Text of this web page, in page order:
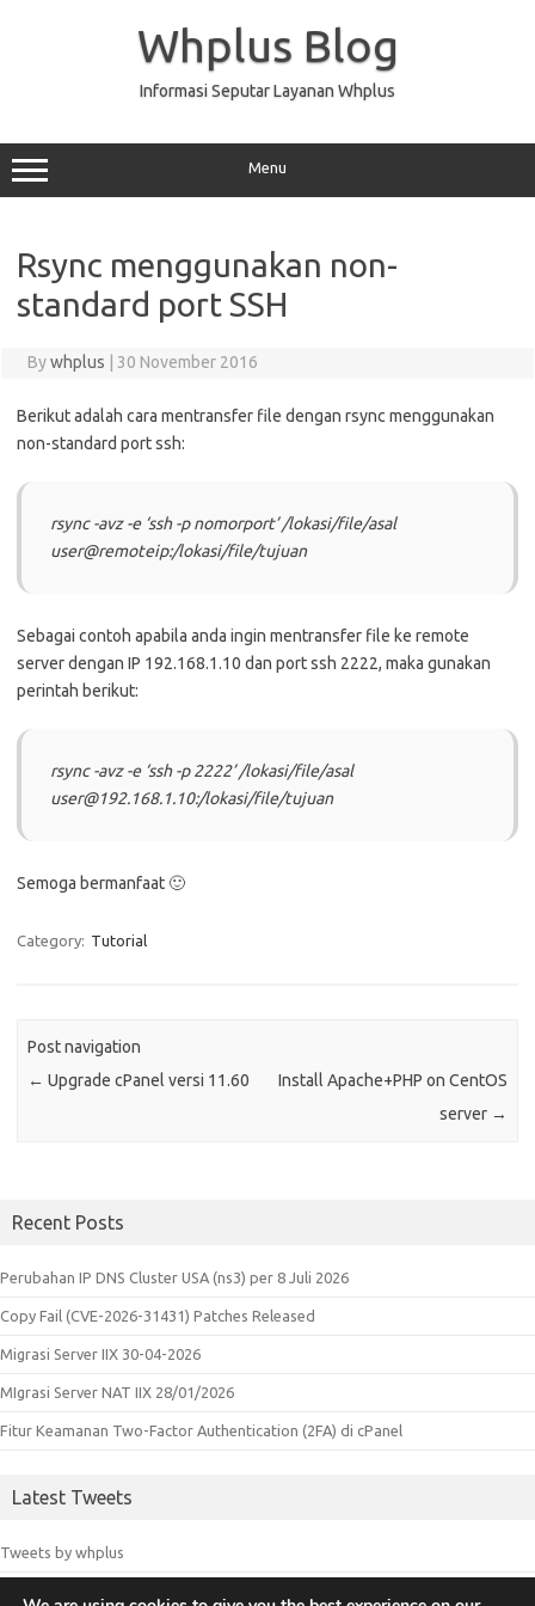
Whplus Blog
Informasi Seputar Layanan Whplus
Menu
Rsync menggunakan non-
standard port SSH
Bywhplus 30 November 2016
Berikut adalah cara mentransfer file dengan rsync menggunakan
non-standard port ssh:
rsync -avz -e ‘ssh -p nomorport’ /lokasi/file/asal
user@remoteip:/lokasi/file/tujuan
Sebagai contoh apabila anda ingin mentransfer file ke remote
server dengan IP 192.168.1.10 dan port ssh 2222, maka gunakan
perintah berikut:
rsync -avz -e ‘ssh -p 2222’ /lokasi/file/asal
user@192.168.1.10:/lokasi/file/tujuan
Semoga bermanfaat 🙂
Category: Tutorial
Post navigation
← Upgrade cPanel versi 11.60
Install Apache+PHP on CentOS
server →
Recent Posts
Perubahan IP DNS Cluster USA (ns3) per 8 Juli 2026
Copy Fail (CVE-2026-31431) Patches Released
Migrasi Server IIX 30-04-2026
MIgrasi Server NAT IIX 28/01/2026
Fitur Keamanan Two-Factor Authentication (2FA) di cPanel
Latest Tweets
Tweets by whplus